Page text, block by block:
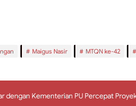
Maigus Nasir MTQN ke-42
dengan Kementerian PU Percepat